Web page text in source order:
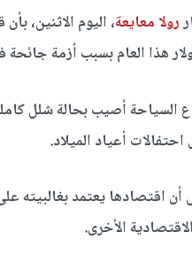
رولا معايعة، اليوم الاثنين،
هذا العام بسبب أزمة
أصيب بحالة شلل
أعياد الميلاد.
اقتصادها يعتمد بغالبيته
الأخرى.